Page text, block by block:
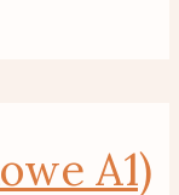
A1)